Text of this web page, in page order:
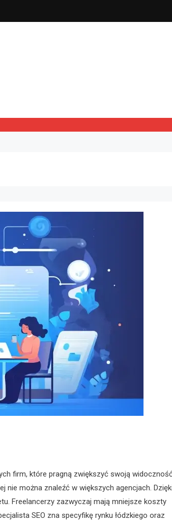
firm, które pragną zwiększyć swoją
można znaleźć w większych agencjach.
Freelancerzy zazwyczaj mają mniejsze koszty
SEO zna specyfikę rynku łódzkiego oraz